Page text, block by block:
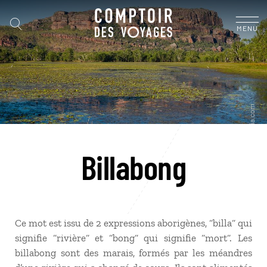
MENU
Billabong
Ce mot est issu de 2 expressions aborigènes, “billa“ qui
signifie “rivière“ et “bong“ qui signifie “mort“. Les
billabong sont des marais, formés par les méandres